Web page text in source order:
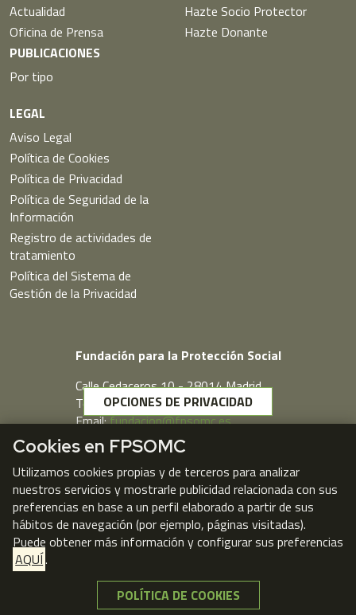
Actualidad
Oficina de Prensa
PUBLICACIONES
Por tipo
Hazte Socio Protector
Hazte Donante
LEGAL
Aviso Legal
Política de Cookies
Política de Privacidad
Política de Seguridad de la
Información
Registro de actividades de
tratamiento
Política del Sistema de
Gestión de la Privacidad
Fundación para la Protección Social
Calle Cedaceros,10 - 28014 Madrid
Telf. 91 431 77 80
Email:fundacion@fpsomc.es
Webmail
OPCIONES DE PRIVACIDAD
Cookies en FPSOMC
Utilizamos cookies propias y de terceros para analizar
nuestros servicios y mostrarle publicidad relacionada con sus
preferencias en base a un perfil elaborado a partir de sus
hábitos de navegación (por ejemplo, páginas visitadas).
Puede obtener más información y configurar sus preferencias
AQUÍ.
POLÍTICA DE COOKIES